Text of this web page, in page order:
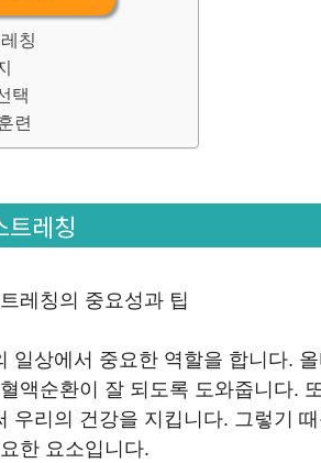
칭
택
련
트레칭
레칭의 중요성과 팁
일상에서 중요한 역할을 합니다.
액순환이 잘 되도록 도와줍니다.
우리의 건강을 지킵니다. 그렇기
한 요소입니다.